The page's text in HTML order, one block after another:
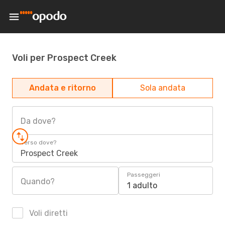
Voli per Prospect Creek
Andata e ritorno Sola andata
Da dove?
Verso dove?
Prospect Creek
Quando?
Passeggeri
1 adulto
Voli diretti